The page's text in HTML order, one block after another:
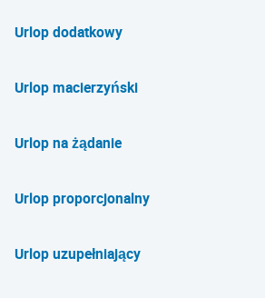
Urlop dodatkowy
Urlop macierzyński
Urlop na żądanie
Urlop proporcjonalny
Urlop uzupełniający